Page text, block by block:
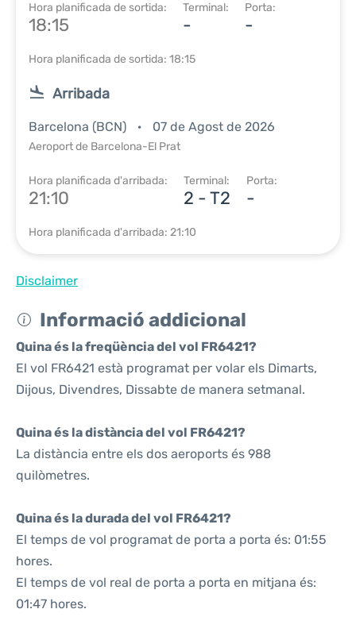
Hora planificada de sortida:
18:15
Terminal:
-
Porta:
-
Hora planificada de sortida: 18:15
Arribada
Barcelona (BCN) 07 de Agost de 2026
Aeroport de Barcelona-El Prat
Hora planificada d'arribada:
21:10
Terminal:
2 - T2
Porta:
-
Hora planificada d'arribada: 21:10
Disclaimer
Informació addicional
Quina és la freqüència del vol FR6421?
El vol FR6421 està programat per volar els Dimarts,
Dijous, Divendres, Dissabte de manera setmanal.
Quina és la distància del vol FR6421?
La distància entre els dos aeroports és 988
quilòmetres.
Quina és la durada del vol FR6421?
El temps de vol programat de porta a porta és: 01:55
hores.
El temps de vol real de porta a porta en mitjana és:
01:47 hores.